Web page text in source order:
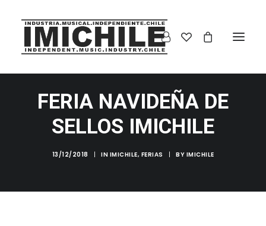
FERIA NAVIDEÑA DE
SELLOS IMICHILE
13/12/2018 | IN IMICHILE, FERIAS | BY IMICHILE